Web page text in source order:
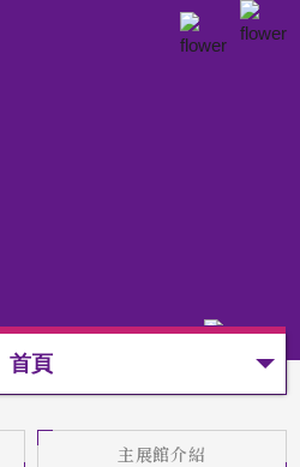
首頁
主展館介紹